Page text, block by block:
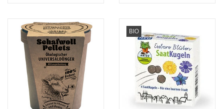
BIO